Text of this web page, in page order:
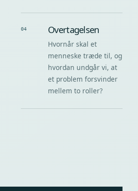
04 Overtagelsen
Hvornår skal et
menneske træde til, og
hvordan undgår vi, at
et problem forsvinder
mellem to roller?